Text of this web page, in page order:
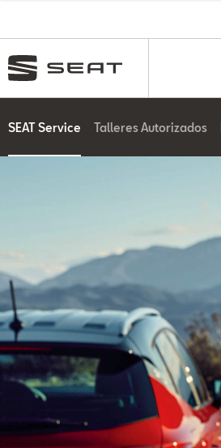
SEAT Service Talleres Autorizados